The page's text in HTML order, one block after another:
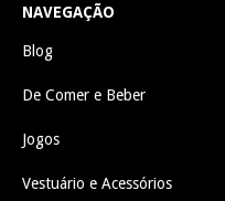
NAVEGAÇÃO
Blog
De Comer e Beber
Jogos
Vestuário e Acessórios